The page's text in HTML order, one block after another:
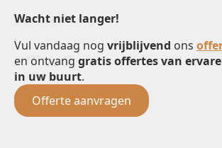
Wacht niet langer!
Vul vandaag nog vrijblijvend ons
en ontvang gratis offertes van
in uw buurt.
Offerte aanvragen